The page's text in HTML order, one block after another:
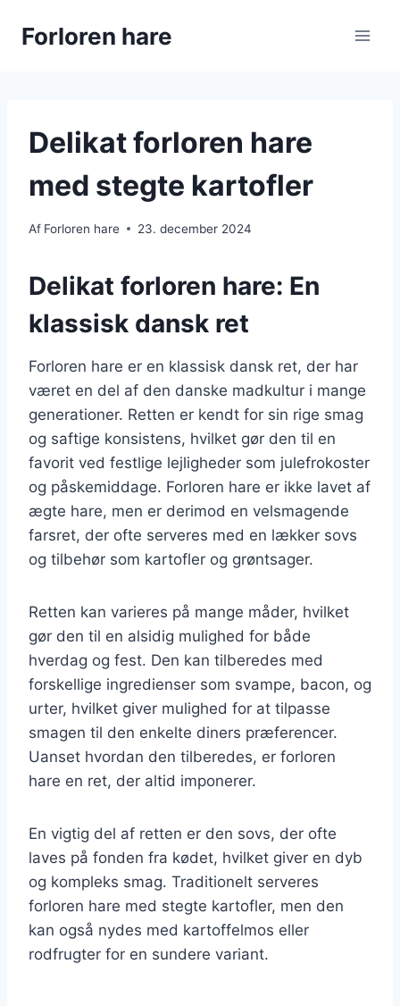
Forloren hare
Delikat forloren hare
med stegte kartofler
Af Forloren hare 23. december 2024
Delikat forloren hare: En
klassisk dansk ret
Forloren hare er en klassisk dansk ret, der har
været en del af den danske madkultur i mange
generationer. Retten er kendt for sin rige smag
og saftige konsistens, hvilket gør den til en
favorit ved festlige lejligheder som julefrokoster
og påskemiddage. Forloren hare er ikke lavet af
ægte hare, men er derimod en velsmagende
farsret, der ofte serveres med en lækker sovs
og tilbehør som kartofler og grøntsager.
Retten kan varieres på mange måder, hvilket
gør den til en alsidig mulighed for både
hverdag og fest. Den kan tilberedes med
forskellige ingredienser som svampe, bacon, og
urter, hvilket giver mulighed for at tilpasse
smagen til den enkelte diners præferencer.
Uanset hvordan den tilberedes, er forloren
hare en ret, der altid imponerer.
En vigtig del af retten er den sovs, der ofte
laves på fonden fra kødet, hvilket giver en dyb
og kompleks smag. Traditionelt serveres
forloren hare med stegte kartofler, men den
kan også nydes med kartoffelmos eller
rodfrugter for en sundere variant.